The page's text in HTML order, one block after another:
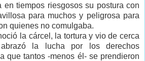
en tiempos riesgosos su postura con
para muchos y peligrosa para
quienes no comulgaba.
la cárcel, la tortura y vio de cerca
la lucha por los derechos
que tantos -menos él- se prendieron